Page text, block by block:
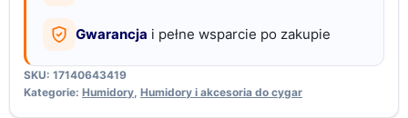
Gwarancja i pełne wsparcie po zakupie
SKU: 17140643419
Kategorie: Humidory Humidory i akcesoria do cygar